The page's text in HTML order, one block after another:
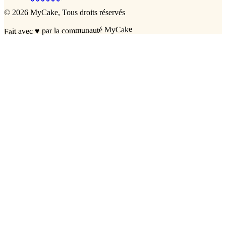
© 2026 MyCake, Tous droits réservés
Fait avec♥ par la communauté MyCake